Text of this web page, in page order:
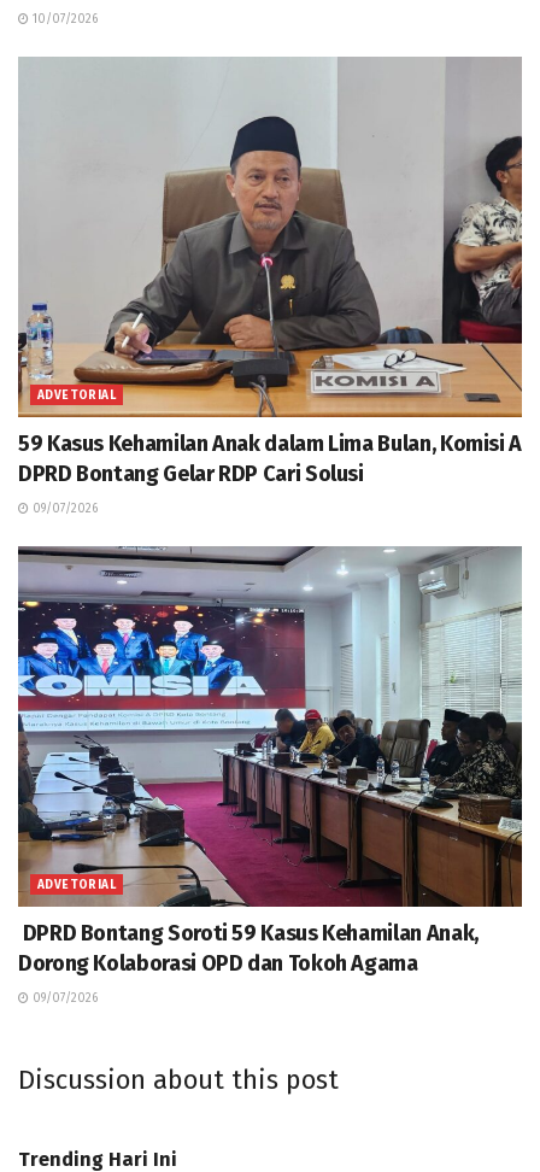
10/07/2026
ADVETORIAL
59 Kasus Kehamilan Anak dalam Lima Bulan, Komisi A
DPRD Bontang Gelar RDP Cari Solusi
09/07/2026
ADVETORIAL
DPRD Bontang Soroti 59 Kasus Kehamilan Anak,
Dorong Kolaborasi OPD dan Tokoh Agama
09/07/2026
Discussion about this post
Trending Hari Ini